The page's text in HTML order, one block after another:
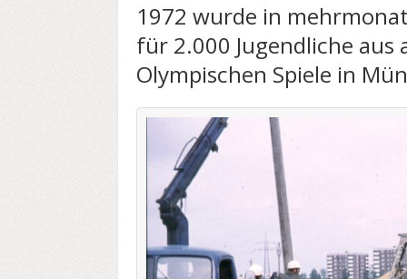
1972 wurde in
für 2.000 Jugendliche aus
Olympischen Spiele in